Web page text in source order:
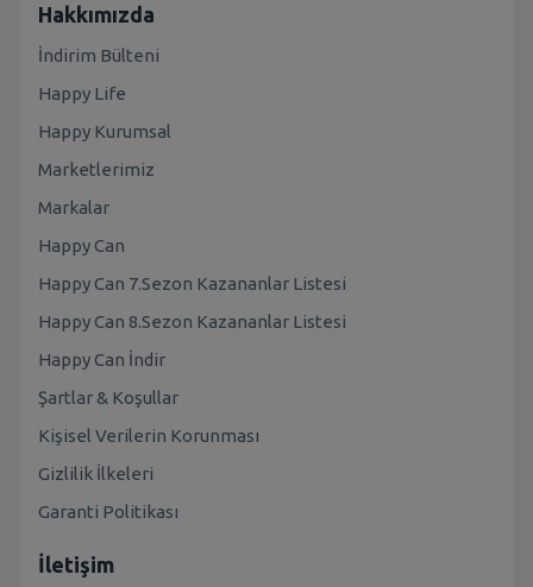
Hakkımızda
İndirim Bülteni
Happy Life
Happy Kurumsal
Marketlerimiz
Markalar
Happy Can
Happy Can 7.Sezon Kazananlar Listesi
Happy Can 8.Sezon Kazananlar Listesi
Happy Can İndir
Şartlar & Koşullar
Kişisel Verilerin Korunması
Gizlilik İlkeleri
Garanti Politikası
İletişim